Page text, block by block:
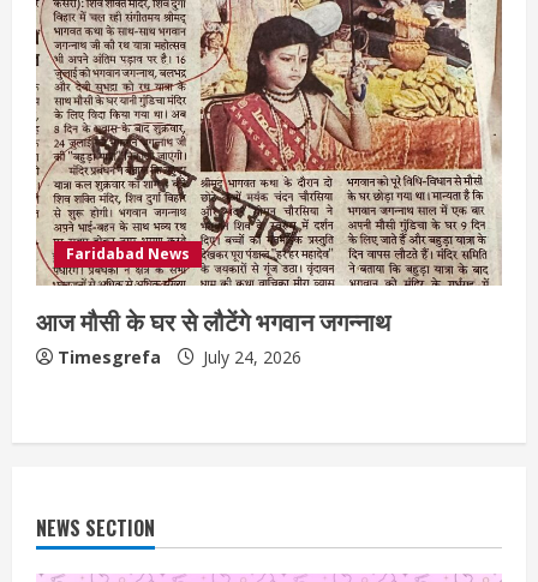
Faridabad News
आज मौसी के घर से लौटेंगे भगवान जगन्नाथ
Timesgrefa July 24, 2026
NEWS SECTION